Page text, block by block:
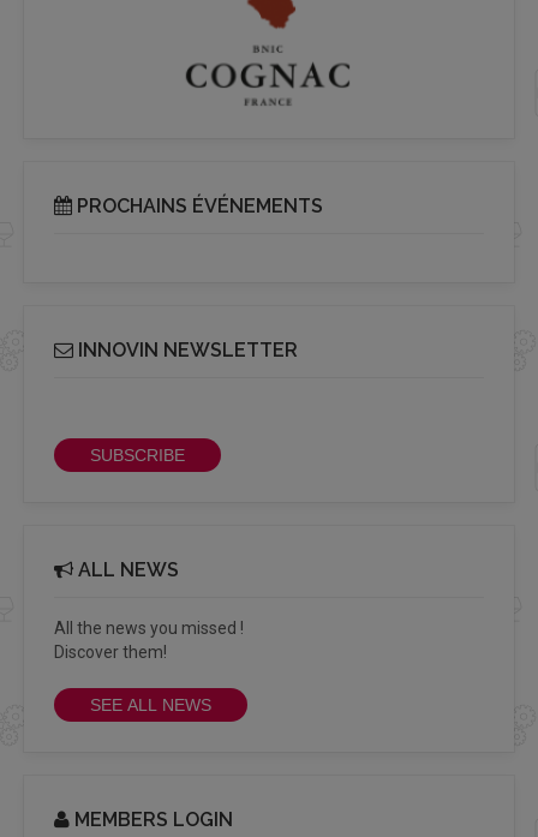
PROCHAINS ÉVÉNEMENTS
INNOVIN NEWSLETTER
SUBSCRIBE
ALL NEWS
All the news you missed !
Discover them!
SEE ALL NEWS
MEMBERS LOGIN